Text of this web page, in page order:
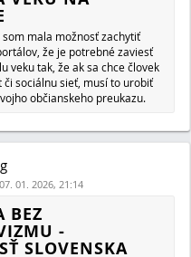
v Advente (nedeľa, sviatok)
omša Rorate, farba biela)
na príchod Vykupiteľa
život Ježišov
pravidlo nášho
ľútosti
misia 8, 9
[Misĳná nedeľa - 19.